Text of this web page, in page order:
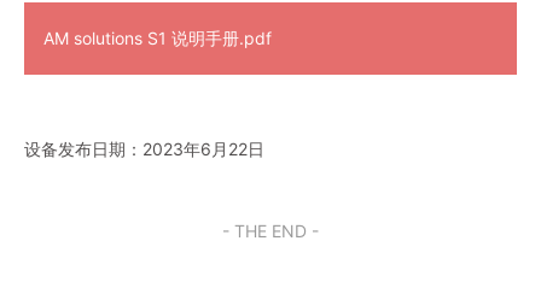
AM solutions S1 说明手册.pdf
设备发布日期：2023年6月22日
- THE END -